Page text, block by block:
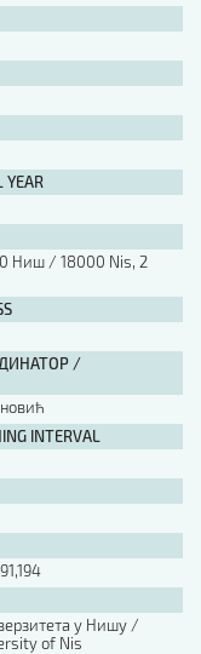
Ниш / 18000 Nis, 2
/
INTERVAL
у Нишу /
of Nis